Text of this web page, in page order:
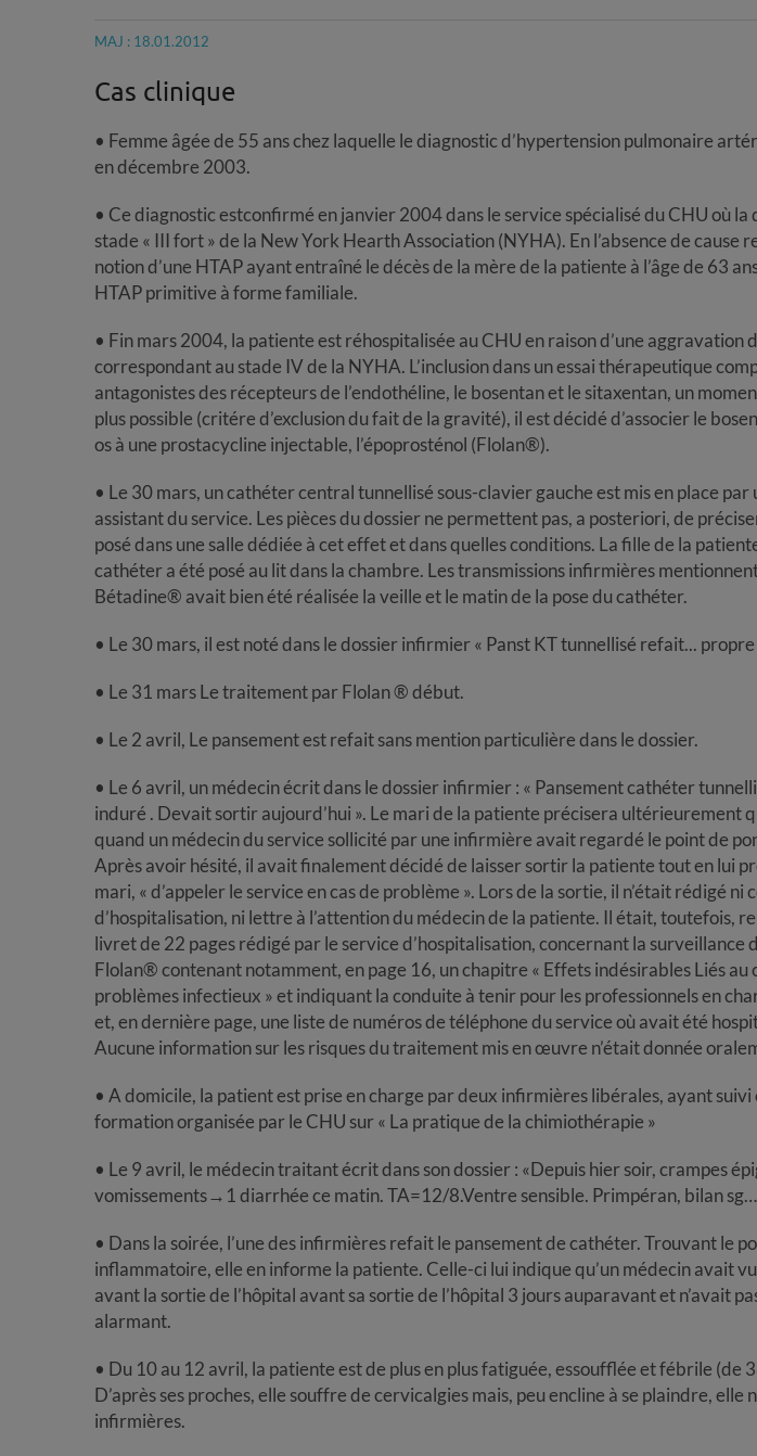
MAJ : 18.01.2012
Cas clinique
• Femme âgée de 55 ans chez laquelle le diagnostic d’hypertension pulmonaire
en décembre 2003.
• Ce diagnostic estconfirmé en janvier 2004 dans le service spécialisé du CHU où la
stade « III fort » de la New York Hearth Association (NYHA). En l’absence de cause
notion d’une HTAP ayant entraîné le décès de la mère de la patiente à l’âge de 63
HTAP primitive à forme familiale.
• Fin mars 2004, la patiente est réhospitalisée au CHU en raison d’une aggravation
correspondant au stade IV de la NYHA. L’inclusion dans un essai thérapeutique
antagonistes des récepteurs de l’endothéline, le bosentan et le sitaxentan, un
plus possible (critére d’exclusion du fait de la gravité), il est décidé d’associer le
os à une prostacycline injectable, l’époprosténol (Flolan®).
• Le 30 mars, un cathéter central tunnellisé sous-clavier gauche est mis en place par
assistant du service. Les pièces du dossier ne permettent pas, a posteriori, de
posé dans une salle dédiée à cet effet et dans quelles conditions. La fille de la
cathéter a été posé au lit dans la chambre. Les transmissions infirmières
Bétadine® avait bien été réalisée la veille et le matin de la pose du cathéter.
• Le 30 mars, il est noté dans le dossier infirmier « Panst KT tunnellisé refait... propre
• Le 31 mars Le traitement par Flolan ® début.
• Le 2 avril, Le pansement est refait sans mention particulière dans le dossier.
• Le 6 avril, un médecin écrit dans le dossier infirmier : « Pansement cathéter
induré . Devait sortir aujourd’hui ». Le mari de la patiente précisera ultérieurement
quand un médecin du service sollicité par une infirmière avait regardé le point de
Après avoir hésité, il avait finalement décidé de laisser sortir la patiente tout en lui
mari, « d’appeler le service en cas de problème ». Lors de la sortie, il n’était rédigé ni
d’hospitalisation, ni lettre à l’attention du médecin de la patiente. Il était, toutefois,
livret de 22 pages rédigé par le service d’hospitalisation, concernant la surveillance
Flolan® contenant notamment, en page 16, un chapitre « Effets indésirables Liés
problèmes infectieux » et indiquant la conduite à tenir pour les professionnels en
et, en dernière page, une liste de numéros de téléphone du service où avait été
Aucune information sur les risques du traitement mis en œuvre n’était donnée
• A domicile, la patient est prise en charge par deux infirmières libérales, ayant suivi
formation organisée par le CHU sur « La pratique de la chimiothérapie »
• Le 9 avril, le médecin traitant écrit dans son dossier : «Depuis hier soir, crampes
vomissements→1 diarrhée ce matin. TA=12/8.Ventre sensible. Primpéran, bilan sg…
• Dans la soirée, l’une des infirmières refait le pansement de cathéter. Trouvant le
inflammatoire, elle en informe la patiente. Celle-ci lui indique qu’un médecin avait
avant la sortie de l’hôpital avant sa sortie de l’hôpital 3 jours auparavant et n’avait
alarmant.
• Du 10 au 12 avril, la patiente est de plus en plus fatiguée, essoufflée et fébrile (de
D’après ses proches, elle souffre de cervicalgies mais, peu encline à se plaindre, elle
infirmières.